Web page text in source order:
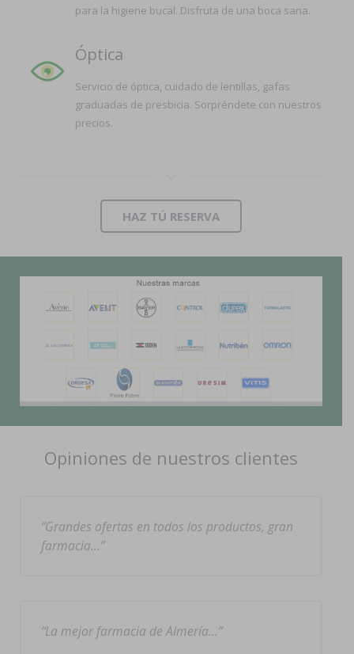
para la higiene bucal. Disfruta de una boca sana.
Óptica
Servicio de óptica, cuidado de lentillas, gafas
graduadas de presbicia. Sorpréndete con nuestros
precios.
HAZ TÚ RESERVA
Opiniones de nuestros clientes
Grandes ofertas en todos los productos, gran
farmacia…
La mejor farmacia de Almería…